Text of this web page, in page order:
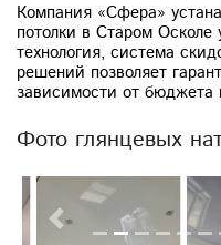
Компания «Сфера»
потолки в Старом Осколе
технология, система
решений позволяет
зависимости от бюджета
Фото глянцевых
Previous